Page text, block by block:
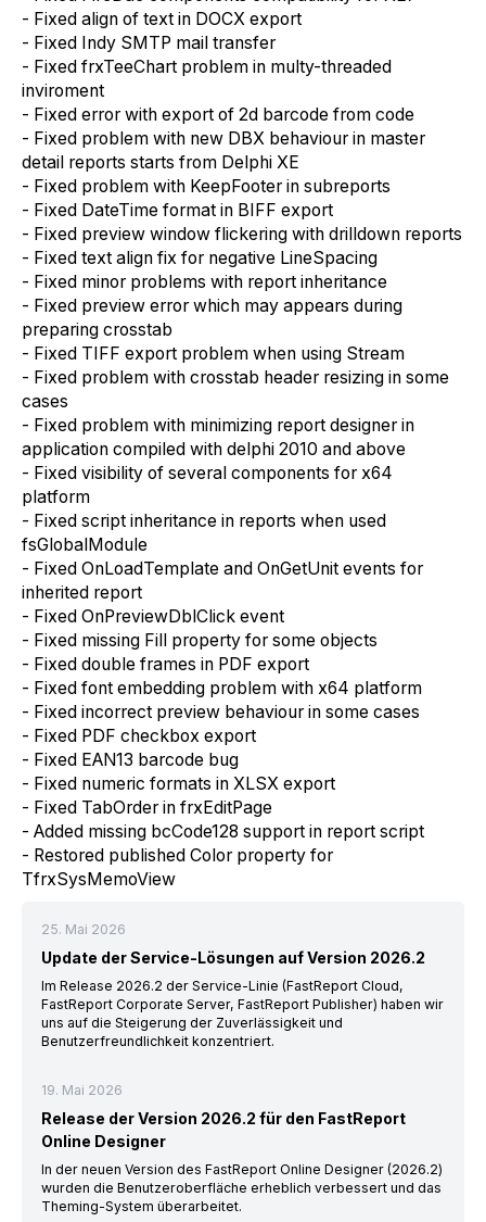
- Fixed align of text in DOCX export
- Fixed Indy SMTP mail transfer
- Fixed frxTeeChart problem in multy-threaded
inviroment
- Fixed error with export of 2d barcode from code
- Fixed problem with new DBX behaviour in master
detail reports starts from Delphi XE
- Fixed problem with KeepFooter in subreports
- Fixed DateTime format in BIFF export
- Fixed preview window flickering with drilldown reports
- Fixed text align fix for negative LineSpacing
- Fixed minor problems with report inheritance
- Fixed preview error which may appears during
preparing crosstab
- Fixed TIFF export problem when using Stream
- Fixed problem with crosstab header resizing in some
cases
- Fixed problem with minimizing report designer in
application compiled with delphi 2010 and above
- Fixed visibility of several components for x64
platform
- Fixed script inheritance in reports when used
fsGlobalModule
- Fixed OnLoadTemplate and OnGetUnit events for
inherited report
- Fixed OnPreviewDblClick event
- Fixed missing Fill property for some objects
- Fixed double frames in PDF export
- Fixed font embedding problem with x64 platform
- Fixed incorrect preview behaviour in some cases
- Fixed PDF checkbox export
- Fixed EAN13 barcode bug
- Fixed numeric formats in XLSX export
- Fixed TabOrder in frxEditPage
- Added missing bcCode128 support in report script
- Restored published Color property for
TfrxSysMemoView
25. Mai 2026
Update der Service-Lösungen auf Version 2026.2
Im Release 2026.2 der Service-Linie (FastReport Cloud,
FastReport Corporate Server, FastReport Publisher) haben wir
uns auf die Steigerung der Zuverlässigkeit und
Benutzerfreundlichkeit konzentriert.
19. Mai 2026
Release der Version 2026.2 für den FastReport
Online Designer
In der neuen Version des FastReport Online Designer (2026.2)
wurden die Benutzeroberfläche erheblich verbessert und das
Theming-System überarbeitet.